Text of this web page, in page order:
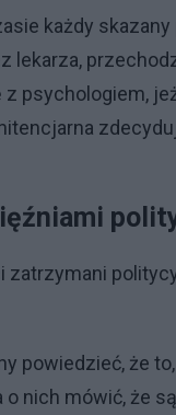
każdy
lekarza,
psychologiem,
powiedzieć, że
nich mówić, że